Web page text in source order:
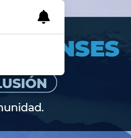
CLASIFICADOS